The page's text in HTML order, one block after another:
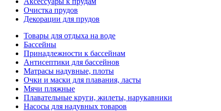
Очистка прудов
Декорации для прудов
Товары для отдыха на воде
Бассейны
Принадлежности к бассейнам
Антисептики для бассейнов
Матраcы надувные, плоты
Очки и маски для плавания, ласты
Мячи пляжные
Плавательные круги, жилеты, нарукавники
Насосы для надувных товаров